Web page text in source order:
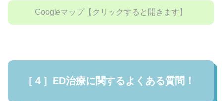
Googleマップ【クリックすると開きます】
［４］ED治療に関するよくある質問！